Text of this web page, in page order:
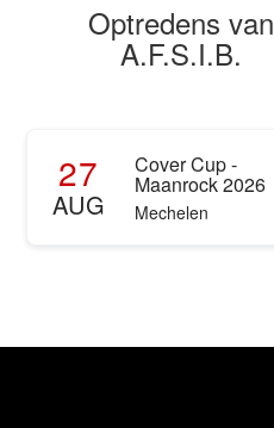
Optredens van
A.F.S.I.B.
27
AUG
Cover Cup -
Maanrock 2026
Mechelen